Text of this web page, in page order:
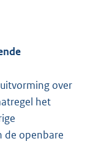
over
het
de openbare